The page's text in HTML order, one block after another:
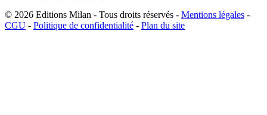
© 2026 Editions Milan - Tous droits réservés - Mentions légales -
CGU - Politique de confidentialité - Plan du site